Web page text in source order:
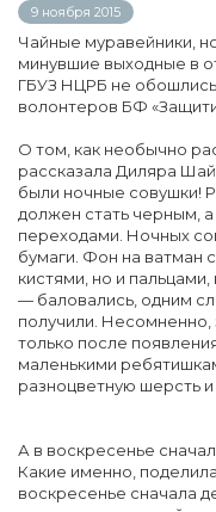
9 ноября 2015
Чайные муравейники,
минувшие выходные в
ГБУЗ НЦРБ не
волонтеров БФ
О том, как необычно
рассказала Диляра
были ночные совушки!
должен стать черным,
переходами. Ночных
бумаги. Фон на ватман
кистями, но и
— баловались, одним
получили. Несомненно,
только после
маленькими
разноцветную шерсть
А в воскресенье
Какие именно,
воскресенье сначала